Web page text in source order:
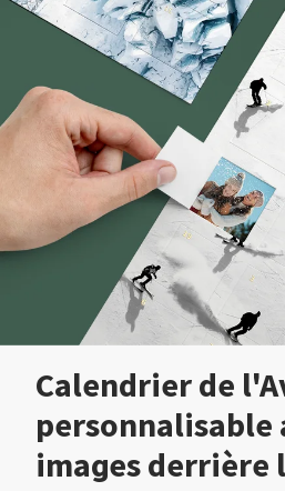
Calendrier de
personnalisable
images derrière